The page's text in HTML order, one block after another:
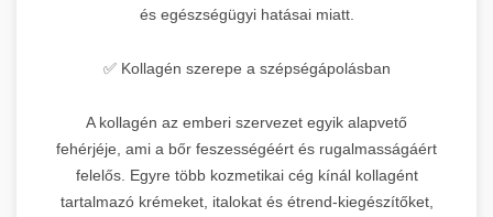
és egészségügyi hatásai miatt.
✅ Kollagén szerepe a szépségápolásban
A kollagén az emberi szervezet egyik alapvető
fehérjéje, ami a bőr feszességéért és rugalmasságáért
felelős. Egyre több kozmetikai cég kínál kollagént
tartalmazó krémeket, italokat és étrend-kiegészítőket,